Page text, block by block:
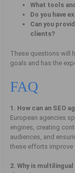
What tools
Do you have
Can you
clients?
These questions will
goals and has the
FAQ
1. How can an SEO
European agencies
engines, creating
audiences, and
these efforts improve
2. Why is